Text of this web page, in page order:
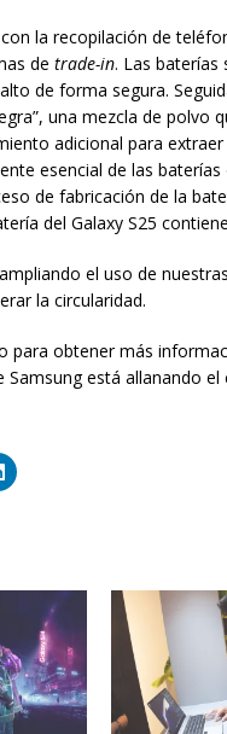
la recopilación de
de trade-in. Las baterías
de forma segura.
una mezcla de
adicional para
esencial de las
de fabricación de la
del Galaxy S25
el uso de
la circularidad.
para obtener más
Samsung está allanando